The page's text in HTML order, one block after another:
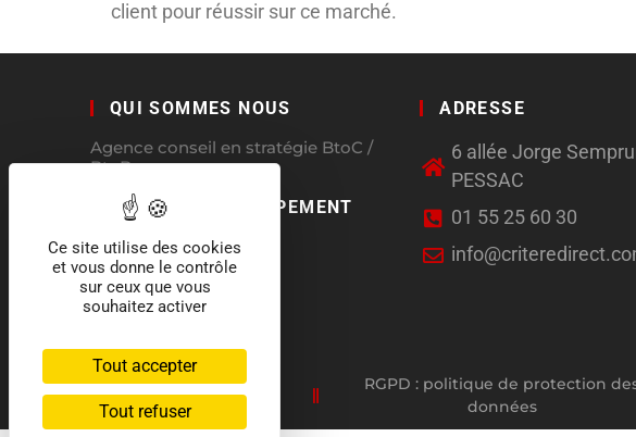
client pour réussir sur ce marché.
QUI SOMMES NOUS
Agence conseil en stratégie BtoC /
BtoB
CHARTE DÉVELOPPEMENT
DURABLE
ADRESSE
6 allée Jorge
PESSAC
01 55 25 60 30
RGPD : politique de protection
données
Ce site utilise des cookies
et vous donne le contrôle
sur ceux que vous
souhaitez activer
Tout accepter
Tout refuser